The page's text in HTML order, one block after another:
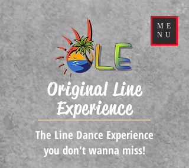
Original Line
Experience
The Line Dance Experience
you don't wanna miss!
ME
NU